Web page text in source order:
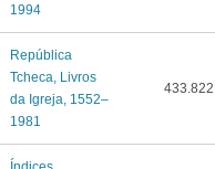
1994
República
Tcheca, Livros
da Igreja, 1552–
1981
433.822